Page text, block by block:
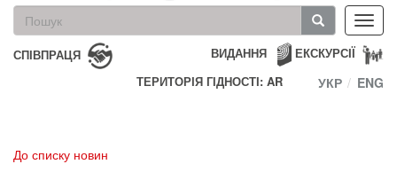
Пошукова
форма
Пошук
СПІВПРАЦЯ ЕКСКУРСІЇ
ВИДАННЯ
ТЕРИТОРІЯ ГІДНОСТІ: AR
УКР ENG
До списку новин